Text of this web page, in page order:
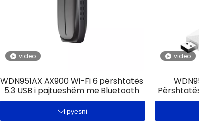
video
WDN951AX AX900 Wi-Fi 6 përshtatës
5.3 USB i pajtueshëm me Bluetooth
pyesni
video